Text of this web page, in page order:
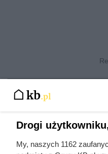
Współczynnik
przewodnictwo
Drogi
My, naszych 1162